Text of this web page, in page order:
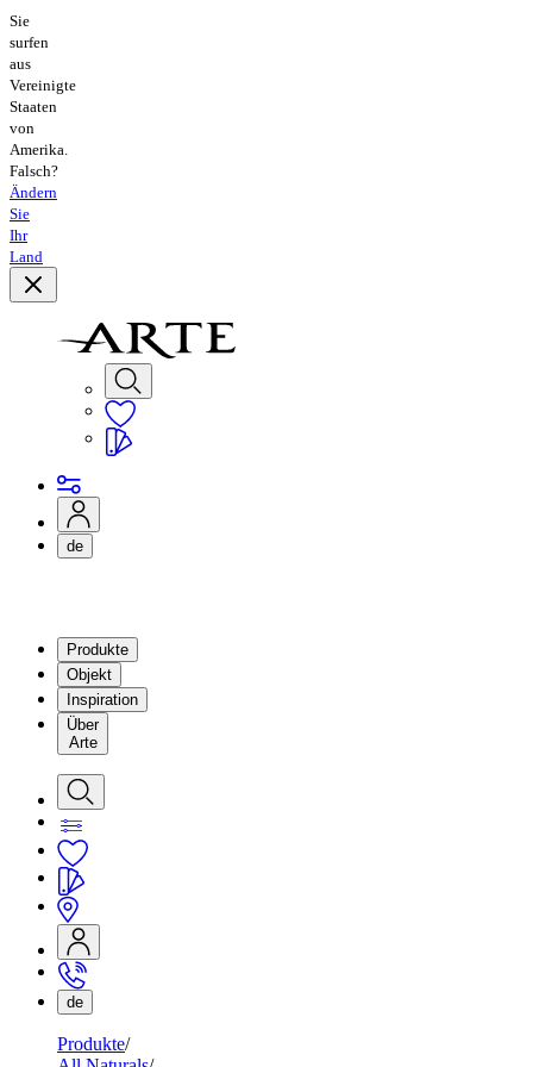
Sie
surfen
aus
Vereinigte
Staaten
von
Amerika.
Falsch?
Ändern
Sie
Ihr
Land
de
Produkte
Objekt
Inspiration
Über
Arte
de
Produkte